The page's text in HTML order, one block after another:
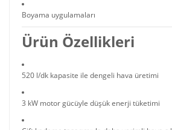
Boyama uygulamaları
Ürün Özellikleri
520 l/dk kapasite ile dengeli hava üretimi
3 kW motor gücüyle düşük enerji tüketimi